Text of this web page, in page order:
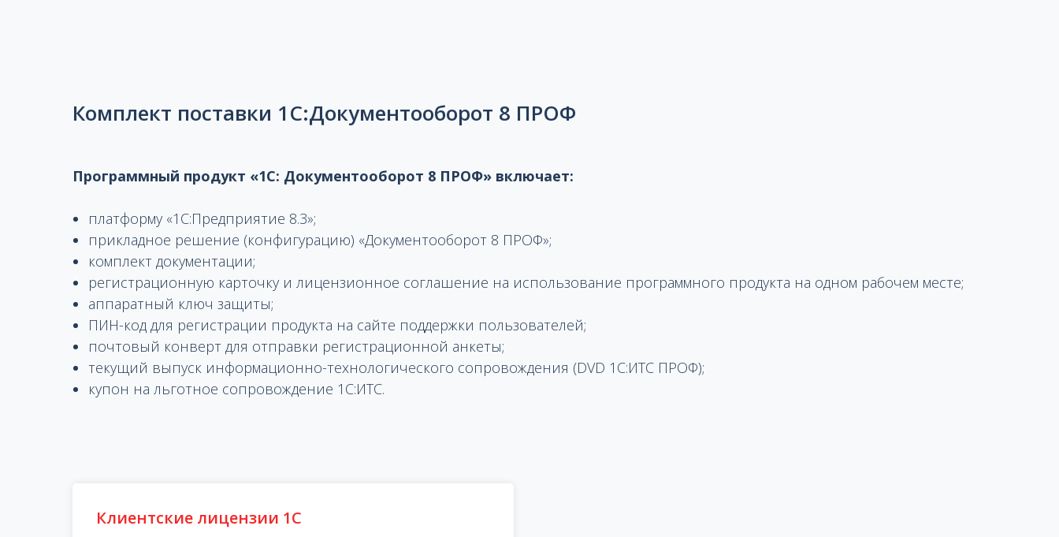
Комплект поставки 1С:Документооборот 8 ПРОФ
Программный продукт «1С: Документооборот 8 ПРОФ» включает:
платформу «1С:Предприятие 8.3»;
прикладное решение (конфигурацию) «Документооборот 8 ПРОФ»;
комплект документации;
регистрационную карточку и лицензионное соглашение на использование программного продукта на одном рабочем месте;
аппаратный ключ защиты;
ПИН-код для регистрации продукта на сайте поддержки пользователей;
почтовый конверт для отправки регистрационной анкеты;
текущий выпуск информационно-технологического сопровождения (DVD 1С:ИТС ПРОФ);
купон на льготное сопровождение 1С:ИТС.
Клиентские лицензии 1С